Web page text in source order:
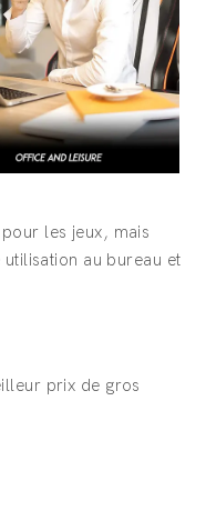
les jeux, mais
au bureau et
prix de gros